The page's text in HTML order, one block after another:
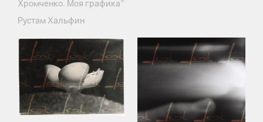
Хромченко. Моя графика"
Рустам Хальфин